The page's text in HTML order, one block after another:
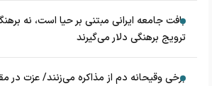
بافت جامعه ایرانی مبتنی بر حیا است، نه
ترویج برهنگی دلار می‌گیرند
برخی وقیحانه دم از مذاکره می‌زنند/ عزت در